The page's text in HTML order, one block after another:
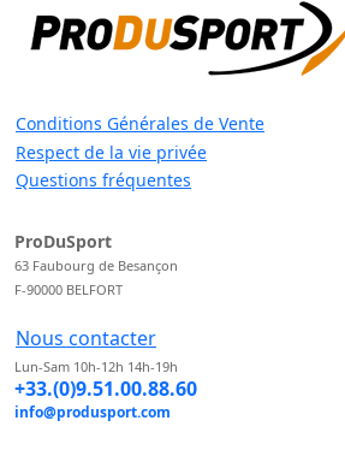
Conditions Générales de Vente
Respect de la vie privée
Questions fréquentes
ProDuSport
63 Faubourg de Besançon
F-90000 BELFORT
Nous contacter
Lun-Sam 10h-12h 14h-19h
+33.(0)9.51.00.88.60
info@produsport.com